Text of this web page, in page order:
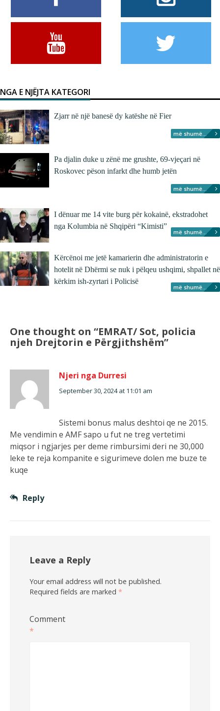
NGA E NJËJTA KATEGORI
Zjarr në një banesë dy katëshe në Fier
më shumë...
Pa djalin duke u zënë me grushte, 69-vjeçari në
Roskovec pëson infarkt dhe humb jetën
më shumë...
I dënuar me 14 vite burg për kokainë, ekstradohet
nga Kolumbia në Shqipëri “Kimisti”
më shumë...
Kërcënoi me jetë kamarierin dhe administratorin e
hotelit në Dhërmi se nuk i pëlqeu ushqimi, shpallet në
kërkim ish-zyrtari i Policisë
më shumë...
One thought on “EMRAT/ Sot, policia
njeh Drejtorin e Përgjithshëm”
Njeri nga Durresi
September 30, 2024 at 11:01 am
Sistemi bonus malus deshtoi qe ne 2015.
Me vendimin e AMF sapo u fut ne treg vertetimi
miqsor i ngjarjes per deme rimbursimi deri ne 30,000
leke te reja kompanite e sigurimeve dolen me buze te
kuqe
Reply
Leave a Reply
Your email address will not be published.
Required fields are marked *
Comment
*